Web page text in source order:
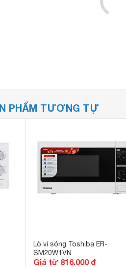
PHẨM TƯƠNG TỰ
Lò vi sóng Toshiba ER-
SM20W1VN
Giá từ 816.000 đ